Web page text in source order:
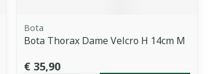
Bota
Bota Thorax Dame Velcro H 14cm M
€ 35,90